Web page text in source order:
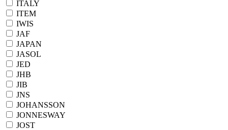
ITALY
ITEM
IWIS
JAF
JAPAN
JASOL
JED
JHB
JIB
JNS
JOHANSSON
JONNESWAY
JOST